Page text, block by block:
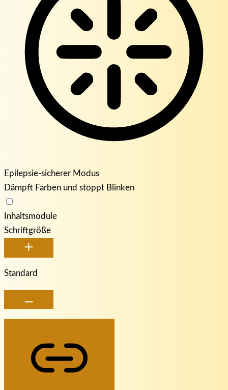
Epilepsie-sicherer Modus
Dämpft Farben und stoppt Blinken
Inhaltsmodule
Schriftgröße
Standard